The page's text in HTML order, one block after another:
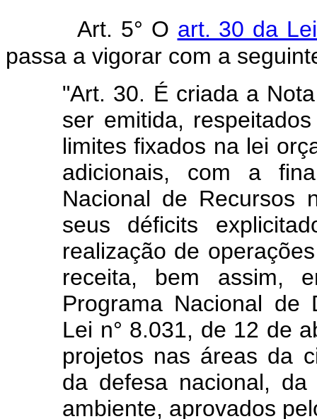
Art. 5° O art. 30 da
passa a vigorar com a
"Art. 30. É criada a
ser emitida,
limites fixados na lei
adicionais, com a
Nacional de Recursos
seus déficits
realização de
receita, bem assim,
Programa Nacional de
Lei n° 8.031, de 12 de
projetos nas áreas da
da defesa nacional,
ambiente, aprovados